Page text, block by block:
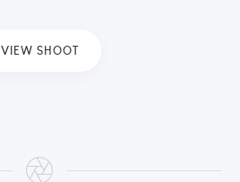
VIEW SHOOT